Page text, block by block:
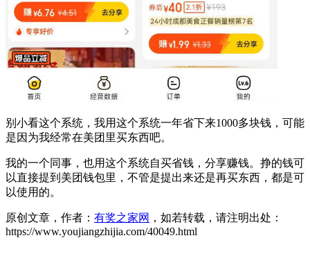
别小看这个系统，我用这个系统一年省下来1000多块钱，可能
是因为我经常在美团里买东西吧。
我的一个同事，也用这个系统自买省钱，分享赚钱。挣的钱可
以直接提到美团钱包里，不管是提出来还是再买东西，都是可
以使用的。
原创文章，作者： 有奖之家网 ，如若转载，请注明出处：
https://www.youjiangzhijia.com/40049.html